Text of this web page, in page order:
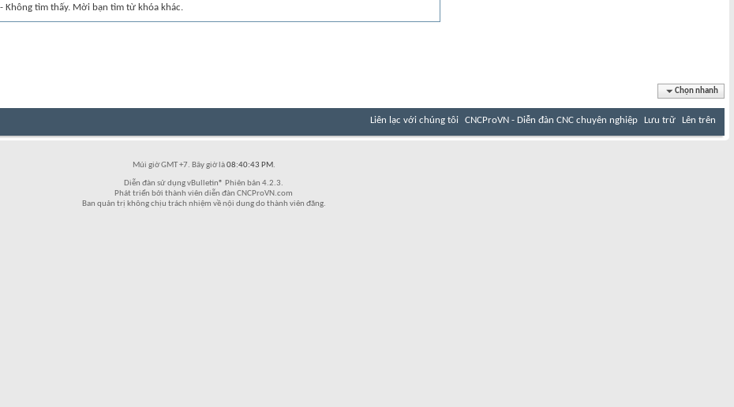
Không tìm thấy. Mời bạn tìm từ khóa khác.
Chọn nhanh
Liên lạc với chúng tôi CNCProVN - Diễn đàn CNC chuyên nghiệp Lưu trữ Lên trên
Múi giờ GMT +7. Bây giờ là08:40:43 PM.
Diễn đàn sử dụng vBulletin® Phiên bản 4.2.3.
Phát triển bởi thành viên diễn đàn CNCProVN.com
Ban quản trị không chịu trách nhiệm về nội dung do thành viên đăng.